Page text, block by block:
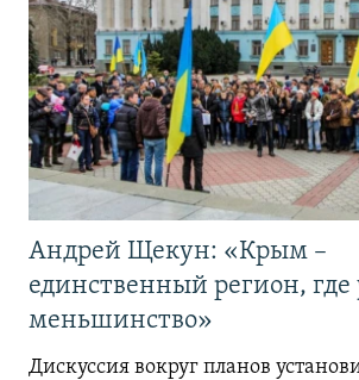
Андрей Щекун: «Крым –
единственный регион,
меньшинство»
Дискуссия вокруг планов